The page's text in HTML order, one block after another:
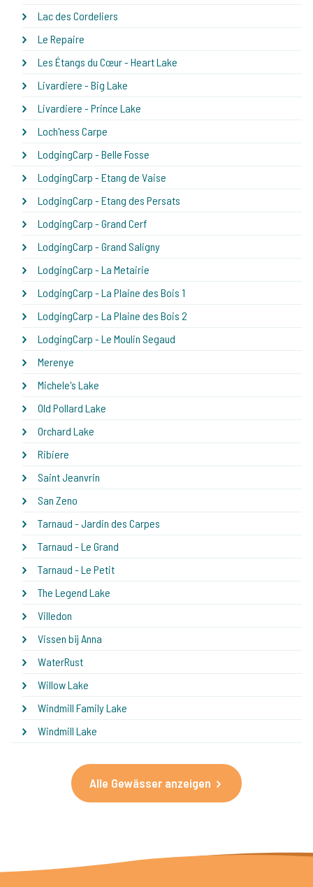
Lac des Cordeliers
Le Repaire
Les Étangs du Cœur - Heart Lake
Livardiere - Big Lake
Livardiere - Prince Lake
Loch'ness Carpe
LodgingCarp - Belle Fosse
LodgingCarp - Etang de Vaise
LodgingCarp - Etang des Persats
LodgingCarp - Grand Cerf
LodgingCarp - Grand Saligny
LodgingCarp - La Metairie
LodgingCarp - La Plaine des Bois 1
LodgingCarp - La Plaine des Bois 2
LodgingCarp - Le Moulin Segaud
Merenye
Michele's Lake
Old Pollard Lake
Orchard Lake
Ribiere
Saint Jeanvrin
San Zeno
Tarnaud - Jardin des Carpes
Tarnaud - Le Grand
Tarnaud - Le Petit
The Legend Lake
Villedon
Vissen bij Anna
WaterRust
Willow Lake
Windmill Family Lake
Windmill Lake
Alle Gewässer anzeigen